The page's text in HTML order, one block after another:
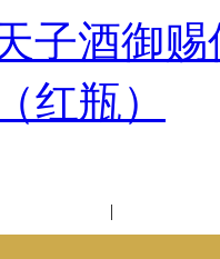
子酒御赐
红瓶）
|